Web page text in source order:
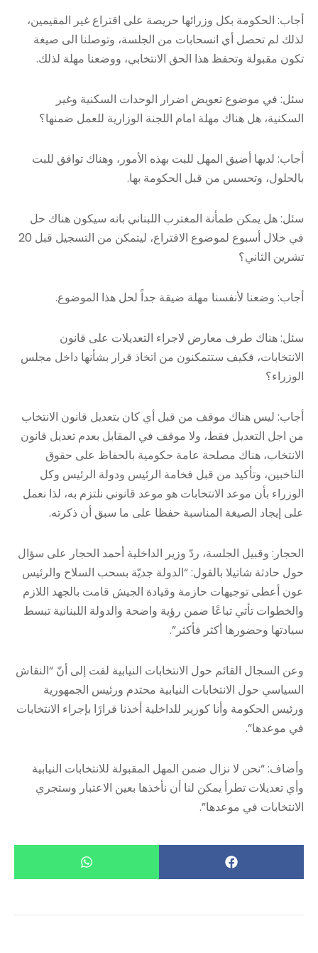
أجاب: الحكومة بكل وزرائها حريصة على اقتراع غير المقيمين،
لذلك لم تحصل أي انسحابات من الجلسة، وتوصلنا الى صيغة
تكون مقبولة وتحفظ هذا الحق الانتخابي، ووضعنا مهلة لذلك.
سئل: في موضوع تعويض اضرار الوحدات السكنية وغير
السكنية، هل هناك مهلة امام اللجنة الوزارية للعمل ضمنها؟
أجاب: لديها أضيق المهل للبت بهذه الأمور، وهناك توافق للبت
بالحلول، وتحسس من قبل الحكومة بها.
سئل: هل يمكن طمأنة المغترب اللبناني بانه سيكون هناك حل
في خلال أسبوع لموضوع الاقتراع، ليتمكن من التسجيل قبل 20
تشرين الثاني؟
أجاب: وضعنا لأنفسنا مهلة ضيقة جداً لحل هذا الموضوع.
سئل: هناك طرف معارض لاجراء التعديلات على قانون
الانتخابات، فكيف ستتمكنون من اتخاذ قرار بشأنها داخل مجلس
الوزراء؟
أجاب: ليس هناك موقف من قبل أي كان بتعديل قانون الانتخاب
من اجل التعديل فقط، ولا موقف في المقابل بعدم تعديل قانون
الانتخاب، هناك مصلحة عامة حكومية بالحفاظ على حقوق
الناخبين، وتأكيد من قبل فخامة الرئيس ودولة الرئيس وكل
الوزراء بأن موعد الانتخابات هو موعد قانوني نلتزم به، لذا نعمل
على إيجاد الصيغة المناسبة حفظا على ما سبق أن ذكرته.
الحجار: وقبيل الجلسة، ردّ وزير الداخلية أحمد الحجار على سؤال
حول حادثة شاتيلا بالقول: “الدولة جديّة بسحب السلاح والرئيس
عون أعطى توجيهات حازمة وقيادة الجيش قامت بالجهد اللازم
والخطوات تأتي تباعًا ضمن رؤية واضحة والدولة اللبنانية تبسط
سيادتها وحضورها أكثر فأكثر”.
وعن السجال القائم حول الانتخابات النيابية لفت إلى أنّ “النقاش
السياسي حول الانتخابات النيابية محتدم ورئيس الجمهورية
ورئيس الحكومة وأنا كوزير للداخلية أخذنا قرارًا بإجراء الانتخابات
في موعدها”.
وأضاف: “نحن لا نزال ضمن المهل المقبولة للانتخابات النيابية
وأي تعديلات تطرأ يمكن لنا أن نأخذها بعين الاعتبار وستجري
الانتخابات في موعدها”.